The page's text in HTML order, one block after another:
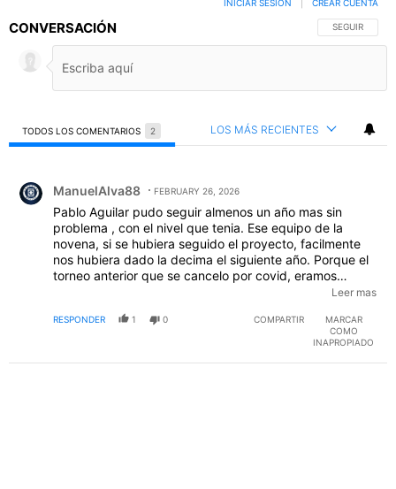
CONVERSACIÓN SIGA ESTA
SEGUIR
INICIAR SESIÓN CREAR CUENTA
TODOS LOS COMENTARIOS 2 LOS MÁS RECIENTES
ManuelAlva88 FEBRUARY 26, 2026
Pablo Aguilar pudo seguir almenos un año mas sin
problema , con el nivel que tenia. Ese equipo de la
novena, si se hubiera seguido el proyecto, facilmente
nos hubiera dado la decima el siguiente año. Porque el
torneo anterior que se cancelo por covid, eramos
candidatos al titulo, super lideres y la ultima jornada se
novena, no habia equipo que pudiera contra ese 11.
Leer mas
RESPONDER 1 0 COMPARTIR
MARCAR
COMO
INAPROPIADO